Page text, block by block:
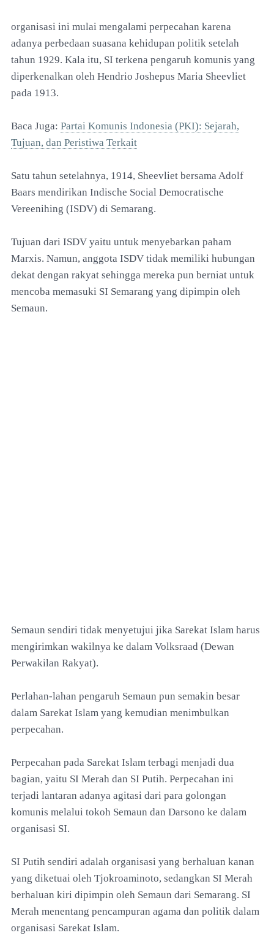
organisasi ini mulai mengalami perpecahan karena
adanya perbedaan suasana kehidupan politik setelah
tahun 1929. Kala itu, SI terkena pengaruh komunis yang
diperkenalkan oleh Hendrio Joshepus Maria Sheevliet
pada 1913.
Baca Juga: Partai Komunis Indonesia (PKI): Sejarah,
Tujuan, dan Peristiwa Terkait
Satu tahun setelahnya, 1914, Sheevliet bersama Adolf
Baars mendirikan Indische Social Democratische
Vereenihing (ISDV) di Semarang.
Tujuan dari ISDV yaitu untuk menyebarkan paham
Marxis. Namun, anggota ISDV tidak memiliki hubungan
dekat dengan rakyat sehingga mereka pun berniat untuk
mencoba memasuki SI Semarang yang dipimpin oleh
Semaun.
Semaun sendiri tidak menyetujui jika Sarekat Islam harus
mengirimkan wakilnya ke dalam Volksraad (Dewan
Perwakilan Rakyat).
Perlahan-lahan pengaruh Semaun pun semakin besar
dalam Sarekat Islam yang kemudian menimbulkan
perpecahan.
Perpecahan pada Sarekat Islam terbagi menjadi dua
bagian, yaitu SI Merah dan SI Putih. Perpecahan ini
terjadi lantaran adanya agitasi dari para golongan
komunis melalui tokoh Semaun dan Darsono ke dalam
organisasi SI.
SI Putih sendiri adalah organisasi yang berhaluan kanan
yang diketuai oleh Tjokroaminoto, sedangkan SI Merah
berhaluan kiri dipimpin oleh Semaun dari Semarang. SI
Merah menentang pencampuran agama dan politik dalam
organisasi Sarekat Islam.